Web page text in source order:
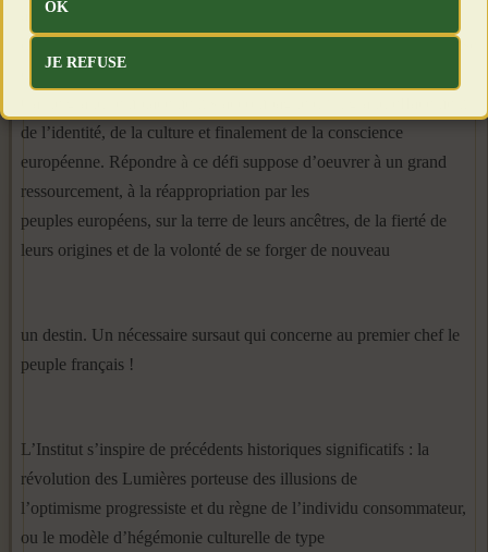
action dans la durée. Son objectif est la réalisation
d’une révolution culturelle d’envergure, un impératif face à la crise
de l’identité, de la culture et finalement de la conscience
européenne. Répondre à ce défi suppose d’oeuvrer à un grand
ressourcement, à la réappropriation par les
peuples européens, sur la terre de leurs ancêtres, de la fierté de
leurs origines et de la volonté de se forger de nouveau
un destin. Un nécessaire sursaut qui concerne au premier chef le
peuple français !
L’Institut s’inspire de précédents historiques significatifs : la
révolution des Lumières porteuse des illusions de
l’optimisme progressiste et du règne de l’individu consommateur,
ou le modèle d’hégémonie culturelle de type
OK
JE REFUSE